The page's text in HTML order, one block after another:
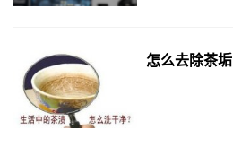
怎么去除茶垢